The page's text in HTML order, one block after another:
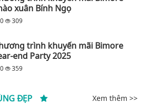
xuân Bính Ngọ
309
trình khuyến mãi Bimore
end Party 2025
359
ĐẸP Xem thêm >>